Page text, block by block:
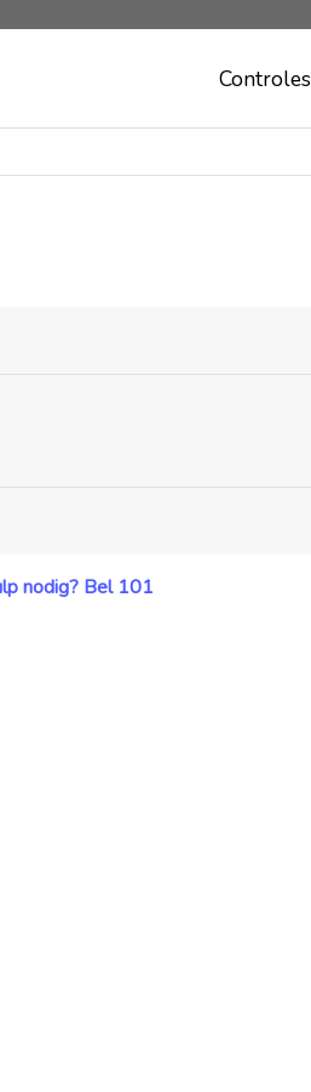
Controles
nodig? Bel 101